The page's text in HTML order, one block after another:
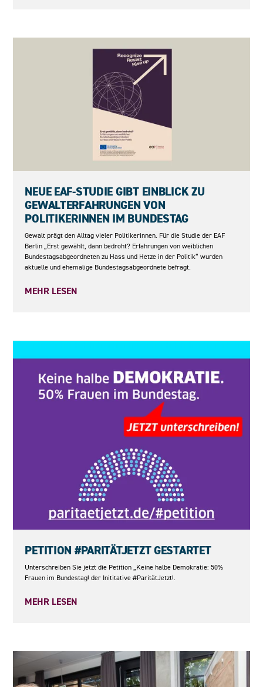
NEUE EAF-STUDIE GIBT EINBLICK ZU
GEWALTERFAHRUNGEN VON
POLITIKERINNEN IM BUNDESTAG
Gewalt prägt den Alltag vieler Politikerinnen. Für die Studie der EAF
Berlin „Erst gewählt, dann bedroht? Erfahrungen von weiblichen
Bundestagsabgeordneten zu Hass und Hetze in der Politik“ wurden
aktuelle und ehemalige Bundestagsabgeordnete befragt.
MEHR LESEN
PETITION #PARITÄTJETZT GESTARTET
Unterschreiben Sie jetzt die Petition „Keine halbe Demokratie: 50%
Frauen im Bundestag! der Inititative #ParitätJetzt!.
MEHR LESEN